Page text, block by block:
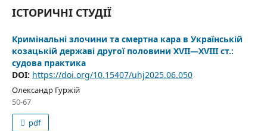
ІСТОРИЧНІ СТУДІЇ
Кримінальні злочини та смертна кара в Українській
козацькій державі другої половини ХVII—XVIII ст.:
судова практика
DOI: https://doi.org/10.15407/uhj2025.06.050
Олександр Гуржій
50-67
pdf